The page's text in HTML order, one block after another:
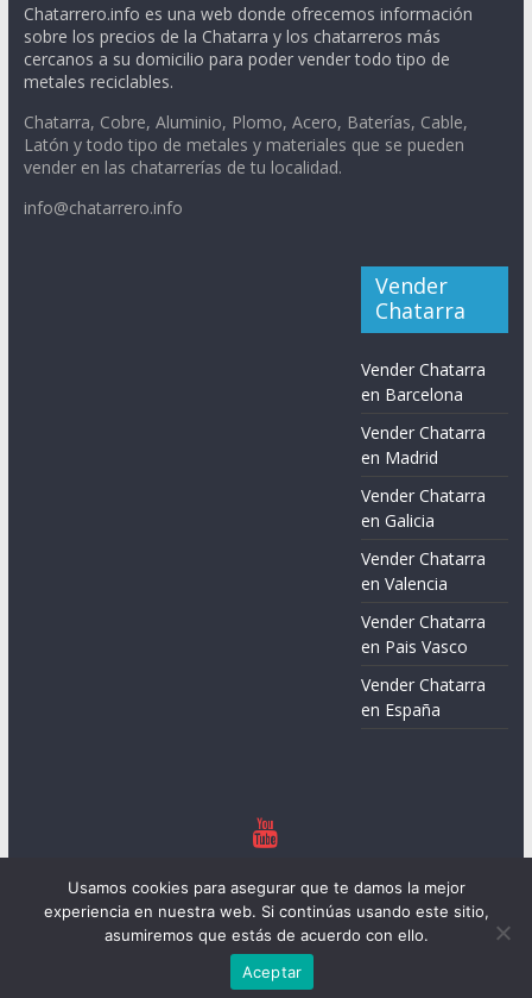
Chatarrero.info es una web donde ofrecemos información
sobre los precios de la Chatarra y los chatarreros más
cercanos a su domicilio para poder vender todo tipo de
metales reciclables.
Chatarra, Cobre, Aluminio, Plomo, Acero, Baterías, Cable,
Latón y todo tipo de metales y materiales que se pueden
vender en las chatarrerías de tu localidad.
info@chatarrero.info
Vender
Chatarra
Vender Chatarra
en Barcelona
Vender Chatarra
en Madrid
Vender Chatarra
en Galicia
Vender Chatarra
en Valencia
Vender Chatarra
en Pais Vasco
Vender Chatarra
en España
derechos reservados.
Tema:ColorMagpor ThemeGrill. Funciona conWordPress
Usamos cookies para asegurar que te damos la mejor
experiencia en nuestra web. Si continúas usando este sitio,
asumiremos que estás de acuerdo con ello.
Aceptar